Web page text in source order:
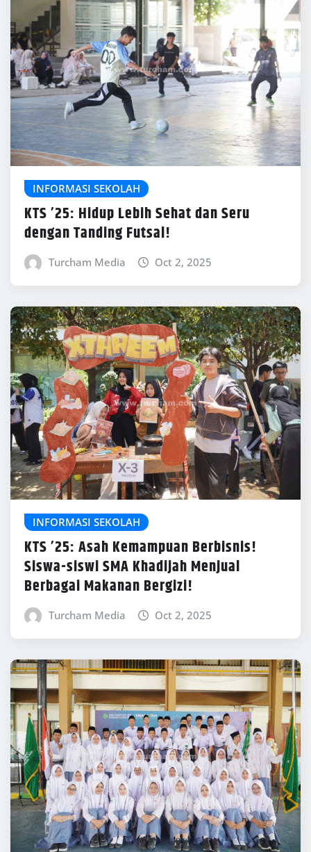
INFORMASI SEKOLAH
KTS ’25: Hidup Lebih Sehat dan Seru
dengan Tanding Futsal!
Turcham Media Oct 2, 2025
INFORMASI SEKOLAH
KTS ’25: Asah Kemampuan Berbisnis!
Siswa-siswi SMA Khadijah Menjual
Berbagai Makanan Bergizi!
Turcham Media Oct 2, 2025